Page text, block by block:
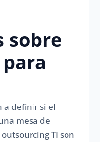
sobre
a definir si el
mesa de
TI son